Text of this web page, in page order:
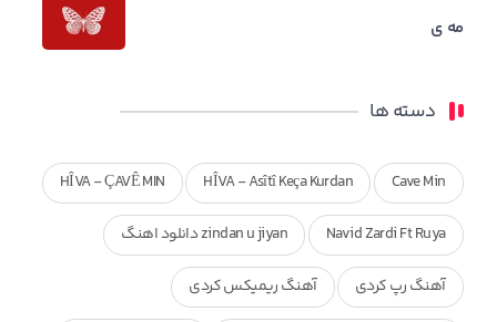
مه ی
دسته ها
Cave Min
HÎVA - Asîtî Keça Kurdan
HÎVA - ÇAVÊ MIN
Navid Zardi Ft Ruya zindan u jiyan دانلود اهنگ
آهنگ رپ کردی آهنگ ریمیکس کردی